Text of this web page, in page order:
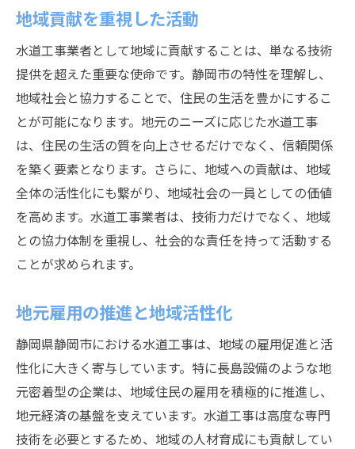
地域貢献を重視した活動
水道工事業者として地域に貢献することは、単なる技術
提供を超えた重要な使命です。静岡市の特性を理解し、
地域社会と協力することで、住民の生活を豊かにするこ
とが可能になります。地元のニーズに応じた水道工事
は、住民の生活の質を向上させるだけでなく、信頼関係
を築く要素となります。さらに、地域への貢献は、地域
全体の活性化にも繋がり、地域社会の一員としての価値
を高めます。水道工事業者は、技術力だけでなく、地域
との協力体制を重視し、社会的な責任を持って活動する
ことが求められます。
地元雇用の推進と地域活性化
静岡県静岡市における水道工事は、地域の雇用促進と活
性化に大きく寄与しています。特に長島設備のような地
元密着型の企業は、地域住民の雇用を積極的に推進し、
地元経済の基盤を支えています。水道工事は高度な専門
技術を必要とするため、地域の人材育成にも貢献してい